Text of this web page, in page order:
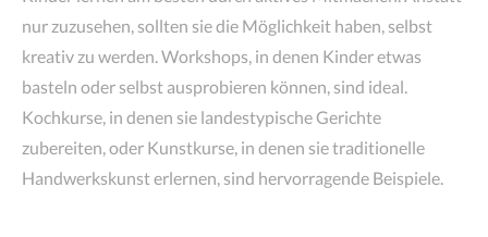
nur zuzusehen, sollten sie die Möglichkeit haben, selbst
kreativ zu werden. Workshops, in denen Kinder etwas
basteln oder selbst ausprobieren können, sind ideal.
Kochkurse, in denen sie landestypische Gerichte
zubereiten, oder Kunstkurse, in denen sie traditionelle
Handwerkskunst erlernen, sind hervorragende Beispiele.